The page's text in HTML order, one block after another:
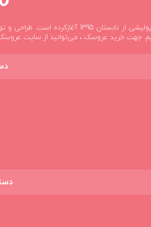
کوکی فعالیت خود را در زمینه ی
جهت خرید عروسک ، می‌توانید از سایت